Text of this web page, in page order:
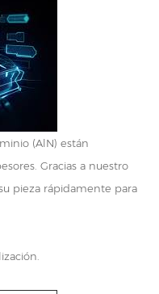
(AlN) están
Gracias a nuestro
pieza rápidamente para